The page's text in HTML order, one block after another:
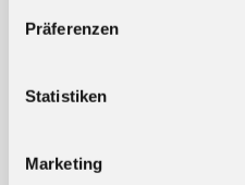
Präferenzen
Statistiken
Marketing
VERSAND UND ZAHLUNG
EINFACH BEZAHLEN